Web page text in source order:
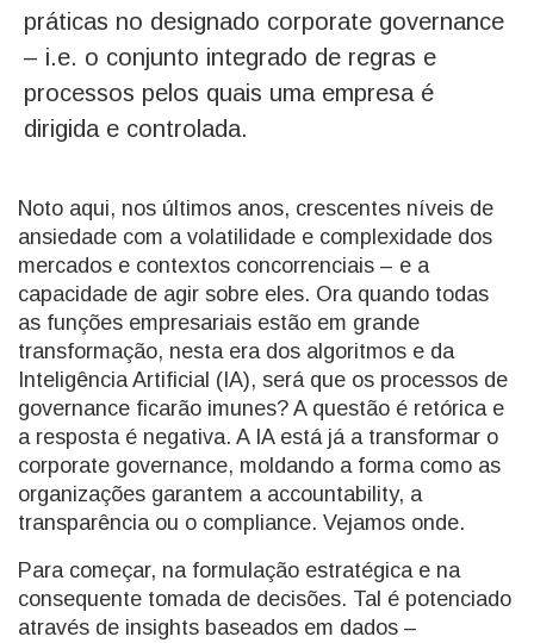
práticas no designado corporate governance
– i.e. o conjunto integrado de regras e
processos pelos quais uma empresa é
dirigida e controlada.
Noto aqui, nos últimos anos, crescentes níveis de
ansiedade com a volatilidade e complexidade dos
mercados e contextos concorrenciais – e a
capacidade de agir sobre eles. Ora quando todas
as funções empresariais estão em grande
transformação, nesta era dos algoritmos e da
Inteligência Artificial (IA), será que os processos de
governance ficarão imunes? A questão é retórica e
a resposta é negativa. A IA está já a transformar o
corporate governance, moldando a forma como as
organizações garantem a accountability, a
transparência ou o compliance. Vejamos onde.
Para começar, na formulação estratégica e na
consequente tomada de decisões. Tal é potenciado
através de insights baseados em dados –